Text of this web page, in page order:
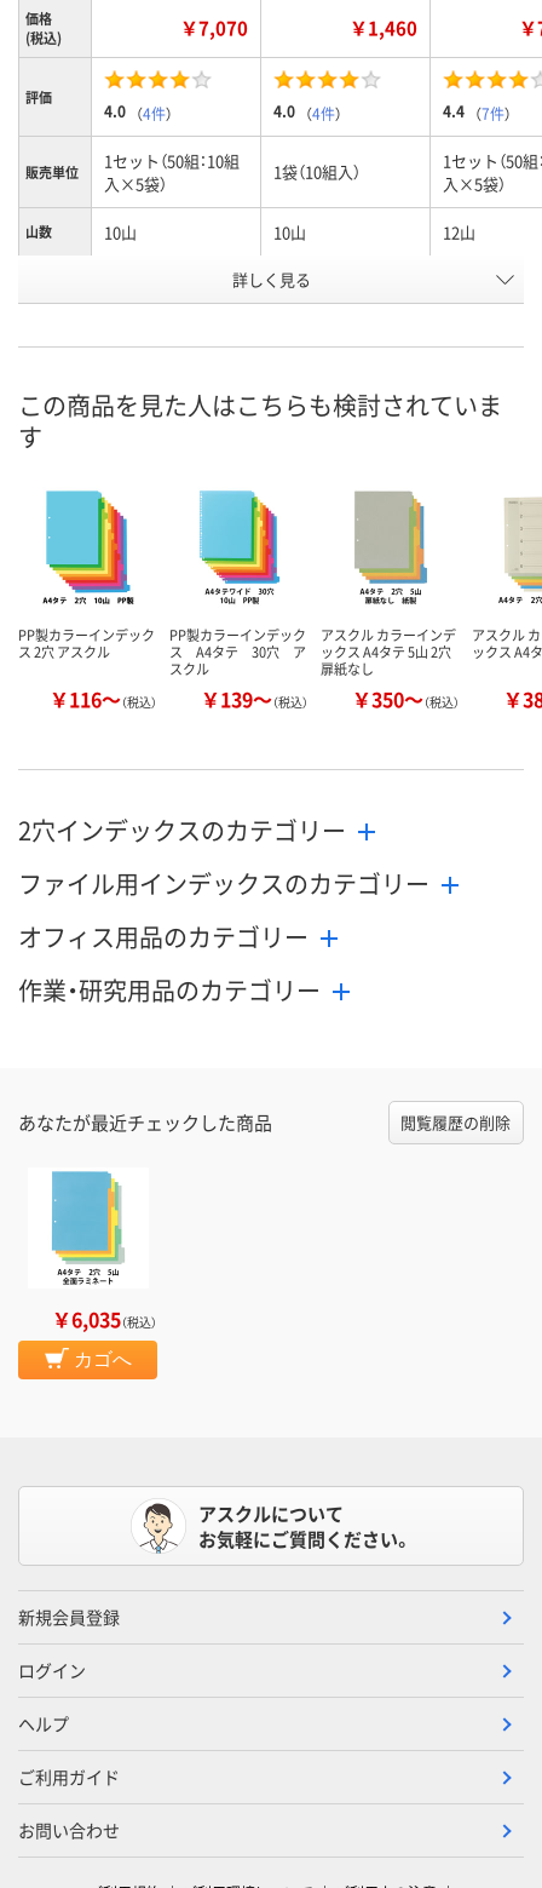
価格
(税込)
￥7,070 ￥1,460
評価
4.0 （4件） 4.0 （4件） 4.4 （7件）
販売単位
1セット（50組：10組
入×5袋）
1袋（10組入）
1セット（50組
入×5袋）
山数 10山 10山 12山
3569444 4019332
8月9日（日）
カゴへ カ
詳しく見る
この商品を見た人はこちらも検討されていま
す
PP製カラーインデック
ス 2穴 アスクル
￥116～（税込）
PP製カラーインデック
ス A4タテ 30穴 ア
スクル
￥139～（税込）
アスクル カラーインデ
ックス A4タテ 5山 2穴
扉紙なし
￥350～（税込）
アスクル
ックス A4
￥
2穴インデックスのカテゴリー
ファイル用インデックスのカテゴリー
オフィス用品のカテゴリー
作業・研究用品のカテゴリー
あなたが最近チェックした商品 閲覧履歴の削除
￥6,035（税込）
カゴへ
アスクルについて
お気軽にご質問ください。
新規会員登録
ログイン
ヘルプ
ご利用ガイド
お問い合わせ